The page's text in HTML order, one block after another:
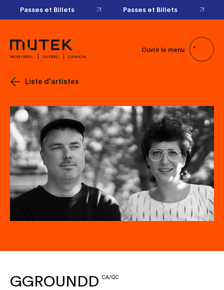
Passes et Billets Passes et Billets
MONTRÉAL QUÉBEC CANADA
Ouvrir le menu
Liste d'artistes
GGROUNDD CA/QC